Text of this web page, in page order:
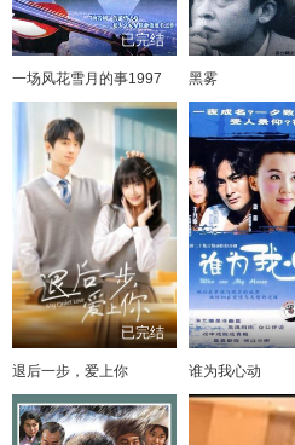
已完结
一场风花雪月的事1997 黑雾
已完结
退后一步，爱上你 谁为我心动